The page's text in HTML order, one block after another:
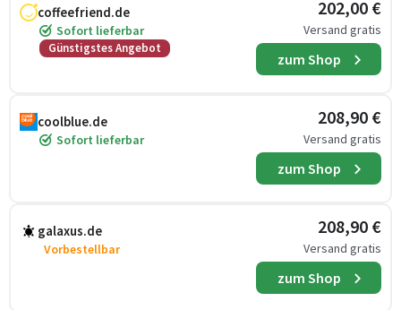
coffeefriend.de
Sofort lieferbar
Günstigstes Angebot
202,00 €
Versand gratis
zum Shop
coolblue.de
Sofort lieferbar
208,90 €
Versand gratis
zum Shop
galaxus.de
Vorbestellbar
208,90 €
Versand gratis
zum Shop